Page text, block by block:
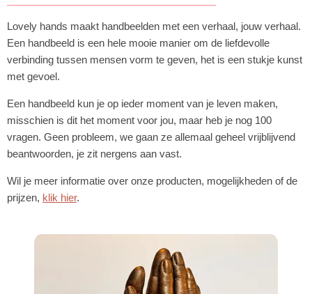
Lovely hands maakt handbeelden met een verhaal, jouw verhaal.
Een handbeeld is een hele mooie manier om de liefdevolle
verbinding tussen mensen vorm te geven, het is een stukje kunst
met gevoel.
Een handbeeld kun je op ieder moment van je leven maken,
misschien is dit het moment voor jou, maar heb je nog 100
vragen. Geen probleem, we gaan ze allemaal geheel vrijblijvend
beantwoorden, je zit nergens aan vast.
Wil je meer informatie over onze producten, mogelijkheden of de
prijzen, klik hier.